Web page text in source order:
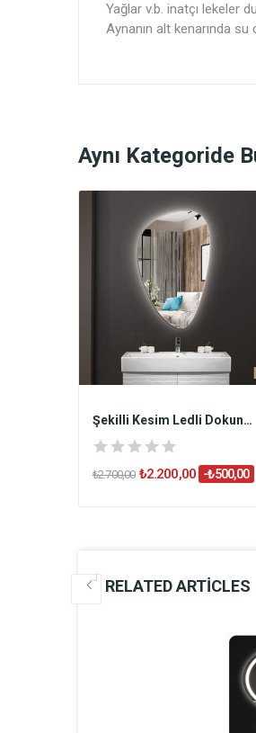
Yağlar v.b. inatçı lekeler
Aynanın alt kenarında su
Aynı Kategoride
Şekilli Kesim Ledli Dokunmatik Butonlu...
₺2.700,00 ₺2.200,00 -₺500,00
RELATED ARTICLES